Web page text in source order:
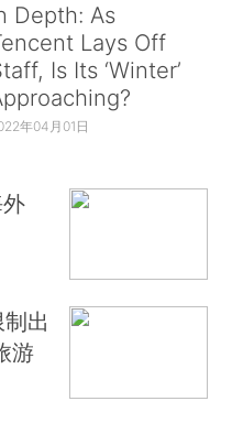
Depth: As
Lays Off
Is Its ‘Winter’
年04月01日
出
游